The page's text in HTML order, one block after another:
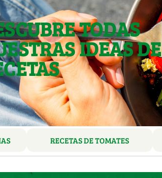
TODAS
IDEAS DE
RECETAS DE TOMATES